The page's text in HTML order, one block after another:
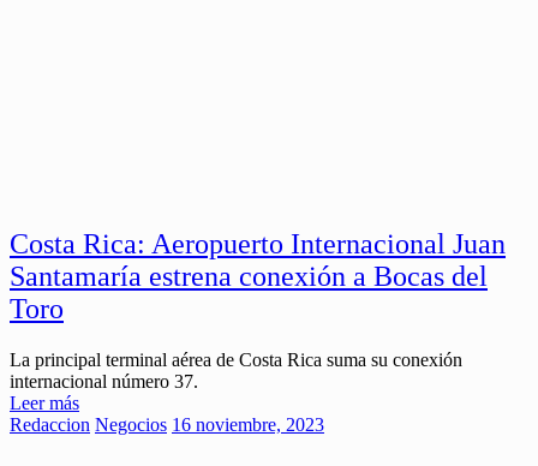
Costa Rica: Aeropuerto Internacional Juan
Santamaría estrena conexión a Bocas del
Toro
La principal terminal aérea de Costa Rica suma su conexión
internacional número 37.
Leer más
Redaccion Negocios 16 noviembre, 2023